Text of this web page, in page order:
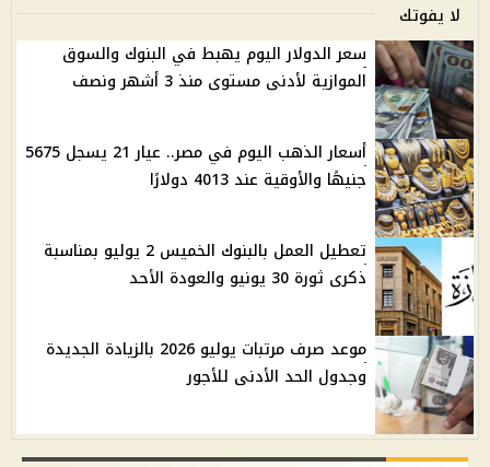
لا يفوتك
سعر الدولار اليوم يهبط في البنوك والسوق
الموازية لأدنى مستوى منذ 3 أشهر ونصف
أسعار الذهب اليوم في مصر.. عيار 21 يسجل 5675
جنيهًا والأوقية عند 4013 دولارًا
تعطيل العمل بالبنوك الخميس 2 يوليو بمناسبة
ذكرى ثورة 30 يونيو والعودة الأحد
موعد صرف مرتبات يوليو 2026 بالزيادة الجديدة
وجدول الحد الأدنى للأجور